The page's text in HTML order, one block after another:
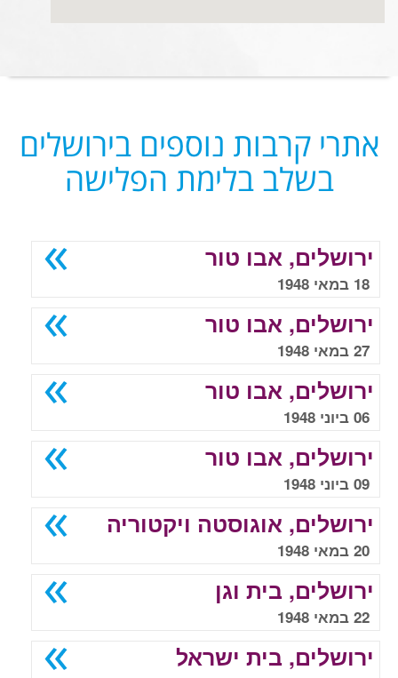
אתרי קרבות נוספים בירושלים
בשלב בלימת הפלישה
ירושלים, אבו טור
18 במאי 1948
ירושלים, אבו טור
27 במאי 1948
ירושלים, אבו טור
06 ביוני 1948
ירושלים, אבו טור
09 ביוני 1948
ירושלים, אוגוסטה ויקטוריה
20 במאי 1948
ירושלים, בית וגן
22 במאי 1948
ירושלים, בית ישראל